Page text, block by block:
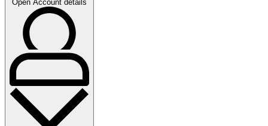
Open Account details